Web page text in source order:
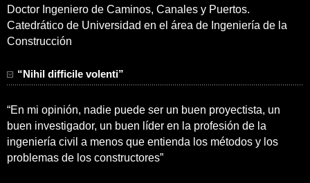
Doctor Ingeniero de Caminos, Canales y Puertos.
Catedrático de Universidad en el área de Ingeniería de la
Construcción
“Nihil difficile volenti”
“En mi opinión, nadie puede ser un buen proyectista, un
buen investigador, un buen líder en la profesión de la
ingeniería civil a menos que entienda los métodos y los
problemas de los constructores”